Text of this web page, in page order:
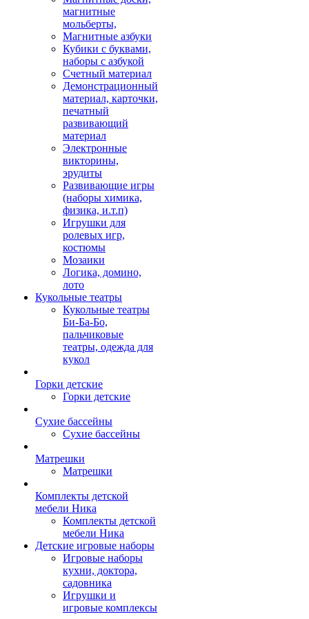
магнитные
мольберты,
Магнитные азбуки
Кубики с буквами,
наборы с азбукой
Счетный материал
Демонстрационный
материал, карточки,
печатный
развивающий
материал
Электронные
викторины,
эрудиты
Развивающие игры
(наборы химика,
физика, и.т.п)
Игрушки для
ролевых игр,
костюмы
Мозаики
Логика, домино,
лото
Кукольные театры
Кукольные театры
Би-Ба-Бо,
пальчиковые
театры, одежда для
кукол
Горки детские
Горки детские
Сухие бассейны
Сухие бассейны
Матрешки
Матрешки
Комплекты детской
мебели Ника
Комплекты детской
мебели Ника
Детские игровые наборы
Игровые наборы
кухни, доктора,
садовника
Игрушки и
игровые комплексы